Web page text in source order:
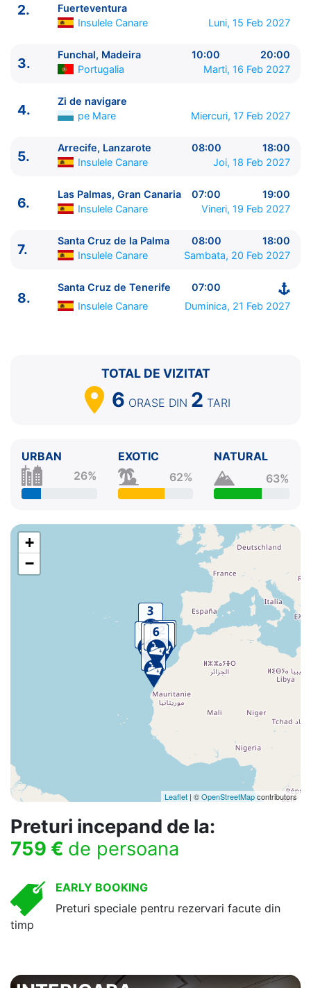
MSC Fantasia★★★★+
Ziua | Portul | Sosire - Plecare
----------------------------------------
23:00
2.
Puerto del Rosario, Fuerteventura Insulele
3.
Funchal, Madeira Portugalia
10:00 - 20:00
Zi de navigare pe Mare
0:00 - 0:00
Santa Cruz de la Palma Insulele Canare
Santa Cruz de Tenerife Insulele Canare
2.
Fuerteventura
Insulele Canare Luni, 15 Feb 2027
3.
Funchal, Madeira 10:00
20:00
Portugalia
Marti, 16 Feb 2027
4.
Zi de navigare
pe Mare
Miercuri, 17 Feb 2027
5.
Arrecife, Lanzarote 08:00
18:00
Insulele Canare
Joi, 18 Feb 2027
6.
Las Palmas, Gran Canaria 07:00
19:00
Insulele Canare
Vineri, 19 Feb 2027
7.
Santa Cruz de la Palma 08:00
18:00
Insulele Canare
Sambata, 20 Feb 2027
8.
Santa Cruz de Tenerife
07:00
Insulele Canare
Duminica, 21 Feb 2027
TOTAL DE VIZITAT
6 ORASE DIN 2 TARI
URBAN
26%
EXOTIC
62%
NATURAL
63%
+
−
Leaflet | ©OpenStreetMapcontributors
Preturi incepand de la:
759 € de persoana
EARLY BOOKING
Preturi speciale pentru rezervari facute din
timp